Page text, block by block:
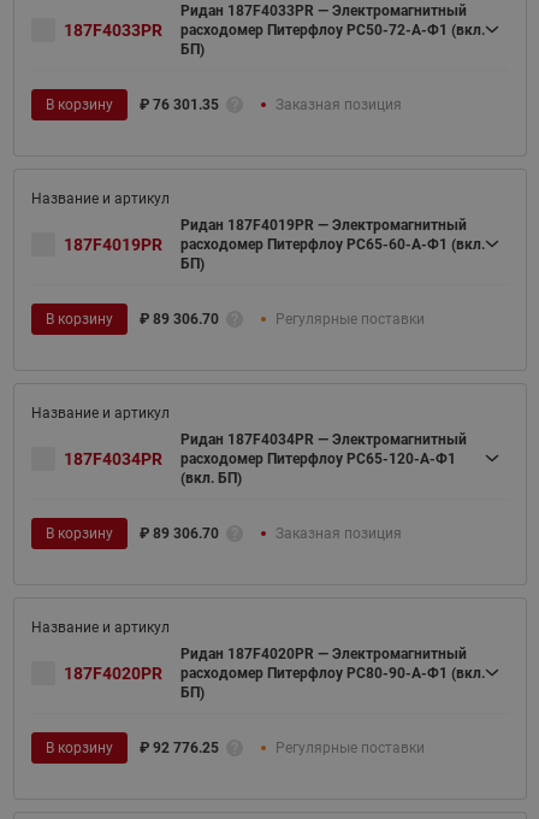
187F4033PR
Ридан 187F4033PR — Электромагнитный
расходомер Питерфлоу РС50-72-А-Ф1 (вкл.
БП)
В корзину ₽ 76 301.35 Заказная позиция
187F4019PR
Ридан 187F4019PR — Электромагнитный
расходомер Питерфлоу РС65-60-А-Ф1 (вкл.
БП)
В корзину ₽ 89 306.70 Регулярные поставки
187F4034PR
Ридан 187F4034PR — Электромагнитный
расходомер Питерфлоу РС65-120-А-Ф1
(вкл. БП)
В корзину ₽ 89 306.70 Заказная позиция
187F4020PR
Ридан 187F4020PR — Электромагнитный
расходомер Питерфлоу РС80-90-А-Ф1 (вкл.
БП)
В корзину ₽ 92 776.25 Регулярные поставки